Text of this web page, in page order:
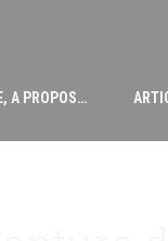
A PROPOS…